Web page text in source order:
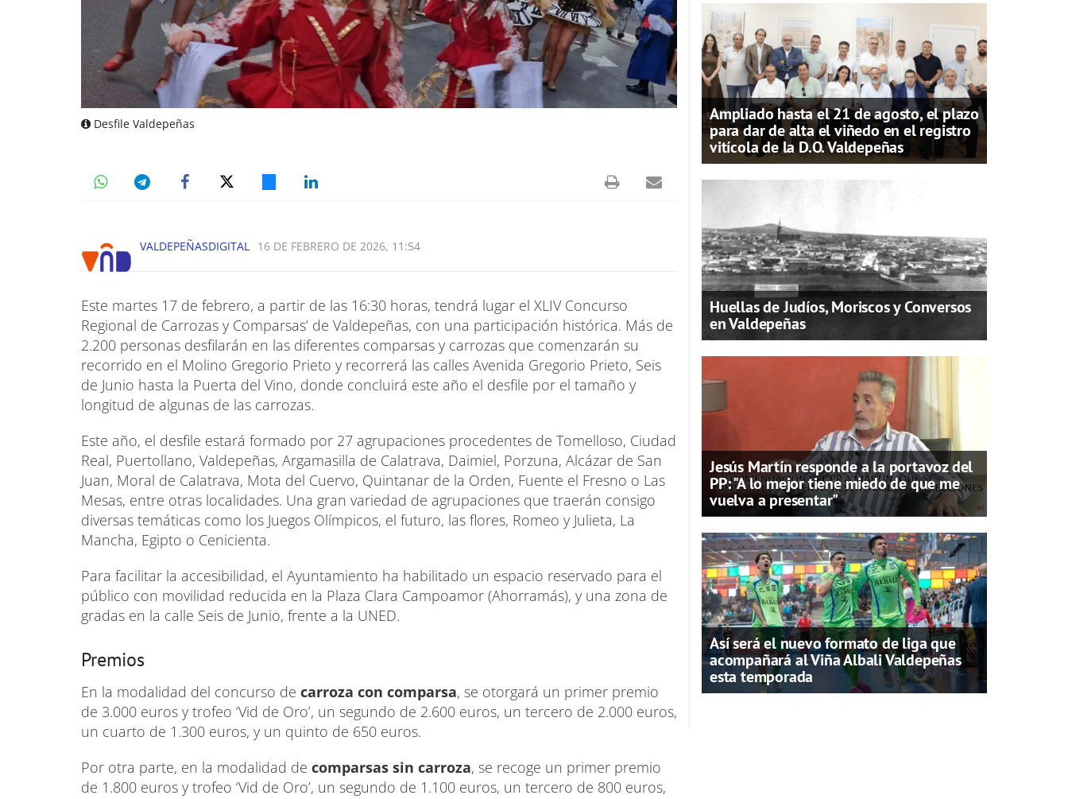
Desfile Valdepeñas
VALDEPEÑASDIGITAL 16 DE FEBRERO DE 2026, 11:54
Este martes 17 de febrero, a partir de las 16:30 horas, tendrá lugar el XLIV Concurso
Regional de Carrozas y Comparsas’ de Valdepeñas, con una participación histórica. Más de
2.200 personas desfilarán en las diferentes comparsas y carrozas que comenzarán su
recorrido en el Molino Gregorio Prieto y recorrerá las calles Avenida Gregorio Prieto, Seis
de Junio hasta la Puerta del Vino, donde concluirá este año el desfile por el tamaño y
longitud de algunas de las carrozas.
Este año, el desfile estará formado por 27 agrupaciones procedentes de Tomelloso, Ciudad
Real, Puertollano, Valdepeñas, Argamasilla de Calatrava, Daimiel, Porzuna, Alcázar de San
Juan, Moral de Calatrava, Mota del Cuervo, Quintanar de la Orden, Fuente el Fresno o Las
Mesas, entre otras localidades. Una gran variedad de agrupaciones que traerán consigo
diversas temáticas como los Juegos Olímpicos, el futuro, las flores, Romeo y Julieta, La
Mancha, Egipto o Cenicienta.
Para facilitar la accesibilidad, el Ayuntamiento ha habilitado un espacio reservado para el
público con movilidad reducida en la Plaza Clara Campoamor (Ahorramás), y una zona de
gradas en la calle Seis de Junio, frente a la UNED.
Premios
En la modalidad del concurso de carroza con comparsa, se otorgará un primer premio
de 3.000 euros y trofeo ‘Vid de Oro’, un segundo de 2.600 euros, un tercero de 2.000 euros,
un cuarto de 1.300 euros, y un quinto de 650 euros.
Por otra parte, en la modalidad de comparsas sin carroza, se recoge un primer premio
de 1.800 euros y trofeo ‘Vid de Oro’, un segundo de 1.100 euros, un tercero de 800 euros,
Ampliado hasta el 21 de agosto, el plazo
para dar de alta el viñedo en el registro
vitícola de la D.O. Valdepeñas
Huellas de Judíos, Moriscos y Conversos
en Valdepeñas
Jesús Martín responde a la portavoz del
PP: "A lo mejor tiene miedo de que me
vuelva a presentar"
Así será el nuevo formato de liga que
acompañará al Viña Albali Valdepeñas
esta temporada